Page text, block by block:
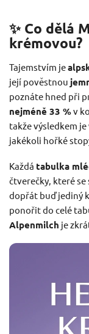
✨ Co dělá
krémovou?
Tajemstvím je
její pověstnou
poznáte hned při
nejméně 33 %v
takže výsledkem je
jakékoli hořké
Každá tabulka
čtverečky, které
dopřát buď jediný
ponořit do celé
Alpenmilch je